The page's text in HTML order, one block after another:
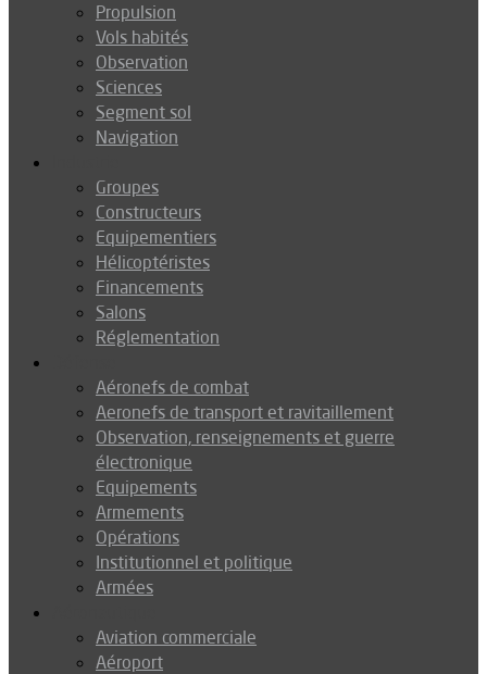
Propulsion
Vols habités
Observation
Sciences
Segment sol
Navigation
Groupes
Constructeurs
Equipementiers
Hélicoptéristes
Financements
Salons
Réglementation
Aéronefs de combat
Aeronefs de transport et ravitaillement
Observation, renseignements et guerre
électronique
Equipements
Armements
Opérations
Institutionnel et politique
Armées
Aviation commerciale
Aéroport